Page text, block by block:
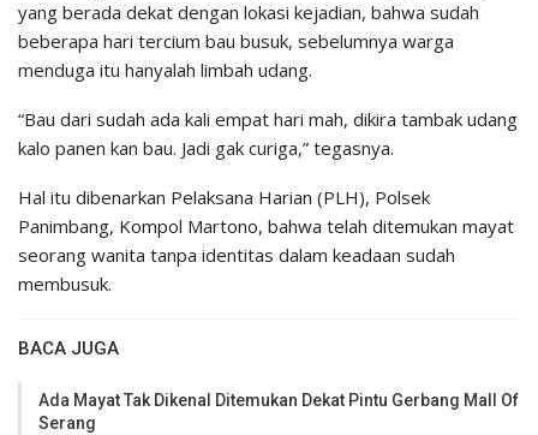
yang berada dekat dengan lokasi kejadian, bahwa sudah
beberapa hari tercium bau busuk, sebelumnya warga
menduga itu hanyalah limbah udang.
“Bau dari sudah ada kali empat hari mah, dikira tambak udang
kalo panen kan bau. Jadi gak curiga,” tegasnya.
Hal itu dibenarkan Pelaksana Harian (PLH), Polsek
Panimbang, Kompol Martono, bahwa telah ditemukan mayat
seorang wanita tanpa identitas dalam keadaan sudah
membusuk.
BACA JUGA
Ada Mayat Tak Dikenal Ditemukan Dekat Pintu Gerbang Mall Of
Serang